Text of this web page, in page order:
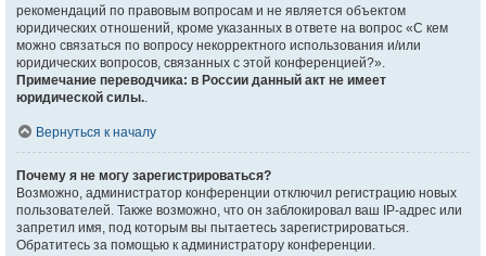
рекомендаций по правовым вопросам и не является объектом
юридических отношений, кроме указанных в ответе на вопрос «С кем
можно связаться по вопросу некорректного использования и/или
юридических вопросов, связанных с этой конференцией?».
Примечание переводчика: в России данный акт не имеет
юридической силы..
Вернуться к началу
Почему я не могу зарегистрироваться?
Возможно, администратор конференции отключил регистрацию новых
пользователей. Также возможно, что он заблокировал ваш IP-адрес или
запретил имя, под которым вы пытаетесь зарегистрироваться.
Обратитесь за помощью к администратору конференции.